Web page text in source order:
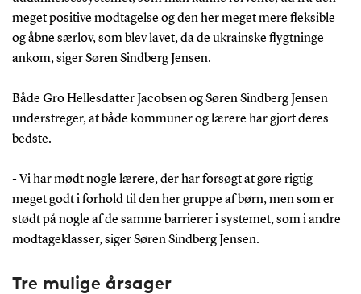
Projektgruppen består af lektor
Gro Hellesdatter
Jacobsen, lektorSøren Sindberg Jensen
Enemark Lundtofte, postdocInga Kapustian,
videnskabelig assistentMette Rose Kjær
VIA University College.
meget positive modtagelse og den her meget mere fleksible
og åbne særlov, som blev lavet, da de ukrainske flygtninge
ankom, siger Søren Sindberg Jensen.
Både Gro Hellesdatter Jacobsen og Søren Sindberg Jensen
understreger, at både kommuner og lærere har gjort deres
bedste.
- Vi har mødt nogle lærere, der har forsøgt at gøre rigtig
meget godt i forhold til den her gruppe af børn, men som er
stødt på nogle af de samme barrierer i systemet, som i andre
modtageklasser, siger Søren Sindberg Jensen.
Tre mulige årsager